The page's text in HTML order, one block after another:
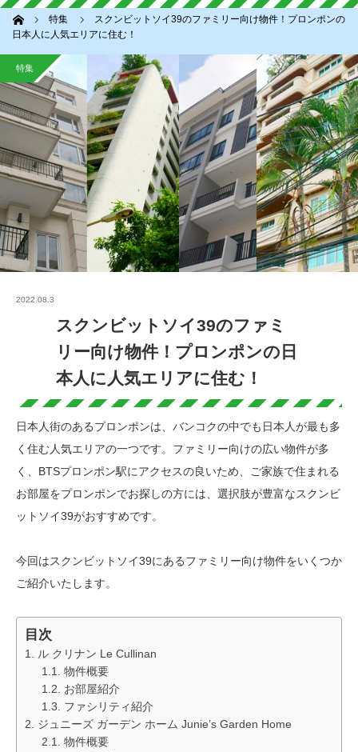
ホーム 特集
スクンビットソイ39のファミリー向け物件！プロンポンの
日本人に人気エリアに住む！
特集
2022.08.3
スクンビットソイ39のファミ
リー向け物件！プロンポンの日
本人に人気エリアに住む！
日本人街のあるプロンポンは、バンコクの中でも日本人が最も多
く住む人気エリアの一つです。ファミリー向けの広い物件が多
く、BTSプロンポン駅にアクセスの良いため、ご家族で住まれる
お部屋をプロンポンでお探しの方には、選択肢が豊富なスクンビ
ットソイ39がおすすめです。
今回はスクンビットソイ39にあるファミリー向け物件をいくつか
ご紹介いたします。
目次
ル クリナン Le Cullinan
物件概要
お部屋紹介
ファシリティ紹介
ジュニーズ ガーデン ホーム Junie’s Garden Home
物件概要